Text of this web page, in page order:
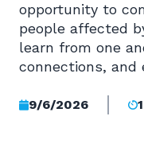
opportunity to
people affected
learn from one
connections, and
9/6/2026